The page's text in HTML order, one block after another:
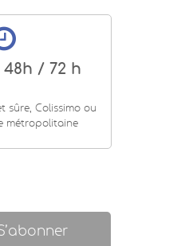
/ 72 h
sûre, Colissimo ou
métropolitaine